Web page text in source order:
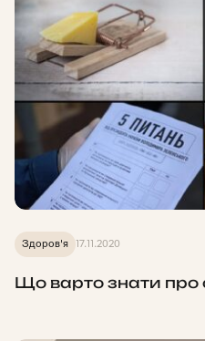
Здоров'я 17.11.2020
Що варто знати про